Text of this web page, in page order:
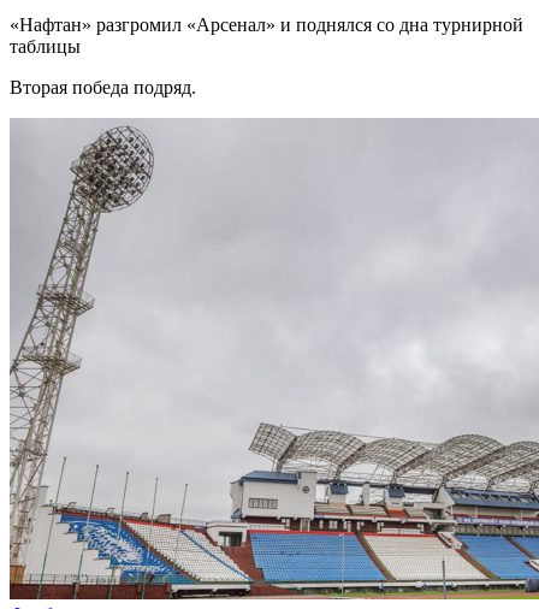
«Нафтан» разгромил «Арсенал» и поднялся со дна турнирной
таблицы
Вторая победа подряд.